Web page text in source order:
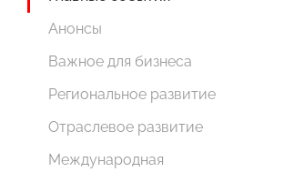
Анонсы
Важное для бизнеса
Региональное развитие
Отраслевое развитие
Международная